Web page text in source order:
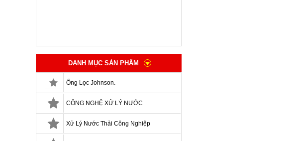
DANH MỤC SẢN PHẨM
Ống Lọc Johnson.
CÔNG NGHỆ XỬ LÝ NƯỚC
Xử Lý Nước Thải Công Nghiệp